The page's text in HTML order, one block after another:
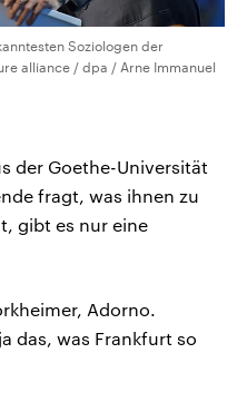
Soziologen der
alliance / dpa / Arne Immanuel
der Goethe-Universität
fragt, was ihnen zu
gibt es nur eine
Adorno.
das, was Frankfurt so